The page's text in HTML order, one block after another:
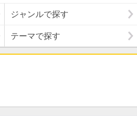
ジャンルで探す
テーマで探す